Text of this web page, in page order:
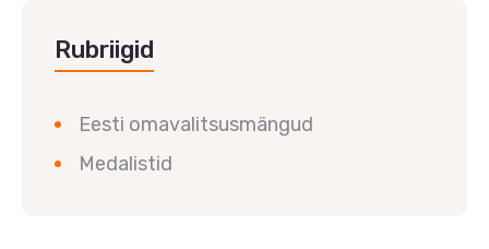
Rubriigid
Eesti omavalitsusmängud
Medalistid